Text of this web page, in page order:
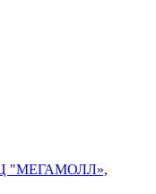
"МЕГАМОЛЛ»,